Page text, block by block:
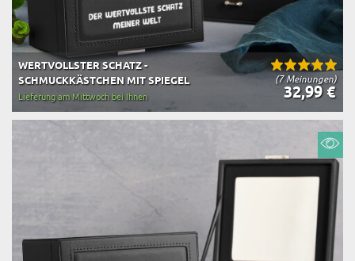
(7 Meinungen)
WERTVOLLSTER SCHATZ -
SCHMUCKKÄSTCHEN MIT SPIEGEL
32,99 €
Lieferung am Mittwoch bei Ihnen